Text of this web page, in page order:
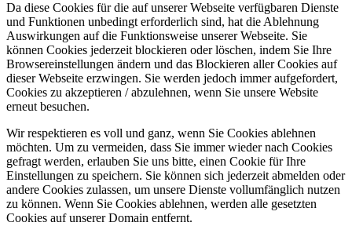
Da diese Cookies für die auf unserer Webseite verfügbaren Dienste
und Funktionen unbedingt erforderlich sind, hat die Ablehnung
Auswirkungen auf die Funktionsweise unserer Webseite. Sie
können Cookies jederzeit blockieren oder löschen, indem Sie Ihre
Browsereinstellungen ändern und das Blockieren aller Cookies auf
dieser Webseite erzwingen. Sie werden jedoch immer aufgefordert,
Cookies zu akzeptieren / abzulehnen, wenn Sie unsere Website
erneut besuchen.
Wir respektieren es voll und ganz, wenn Sie Cookies ablehnen
möchten. Um zu vermeiden, dass Sie immer wieder nach Cookies
gefragt werden, erlauben Sie uns bitte, einen Cookie für Ihre
Einstellungen zu speichern. Sie können sich jederzeit abmelden oder
andere Cookies zulassen, um unsere Dienste vollumfänglich nutzen
zu können. Wenn Sie Cookies ablehnen, werden alle gesetzten
Cookies auf unserer Domain entfernt.